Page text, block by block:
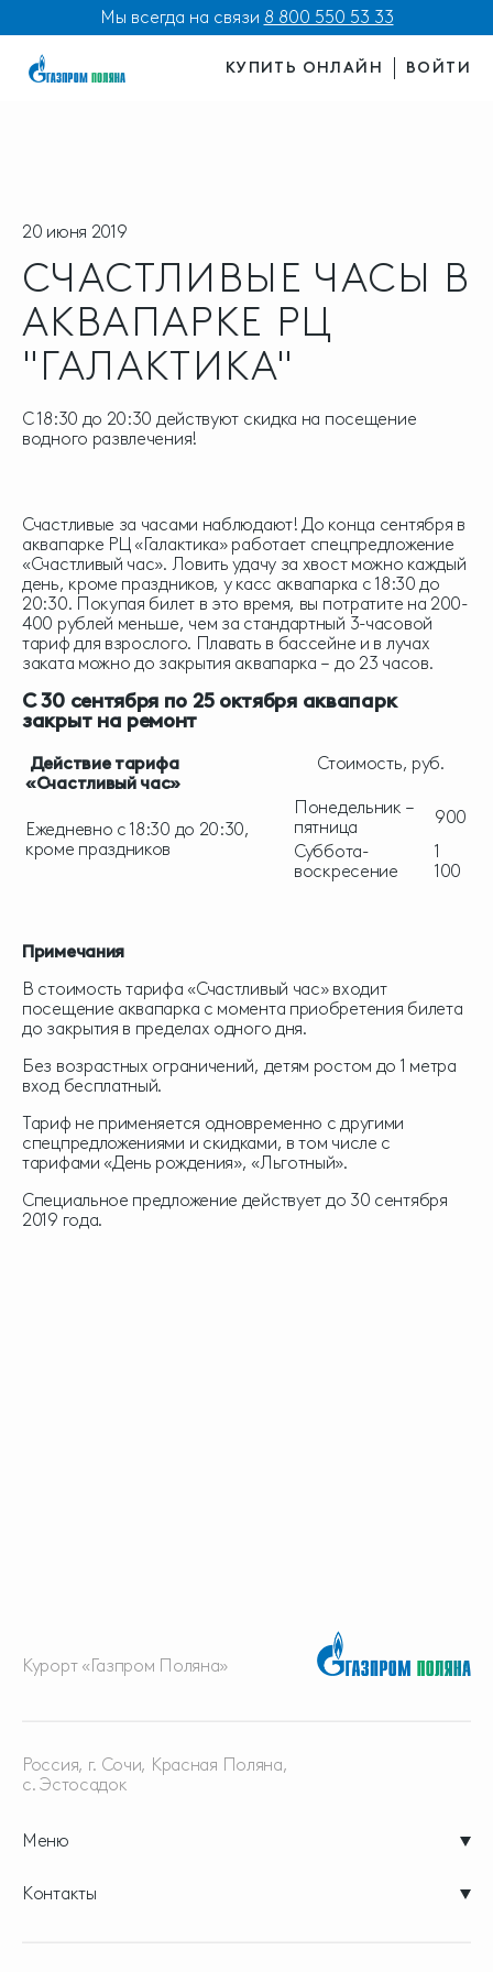
Мы всегда на связи 8 800 550 53 33
КУПИТЬ ОНЛАЙН ВОЙТИ
20 июня 2019
СЧАСТЛИВЫЕ ЧАСЫ В
АКВАПАРКЕ РЦ
"ГАЛАКТИКА"
С 18:30 до 20:30 действуют скидка на посещение
водного развлечения!
Счастливые за часами наблюдают! До конца сентября в
аквапарке РЦ «Галактика» работает спецпредложение
«Счастливый час». Ловить удачу за хвост можно каждый
день, кроме праздников, у касс аквапарка с 18:30 до
20:30. Покупая билет в это время, вы потратите на 200-
400 рублей меньше, чем за стандартный 3-часовой
тариф для взрослого. Плавать в бассейне и в лучах
заката можно до закрытия аквапарка – до 23 часов.
С 30 сентября по 25 октября аквапарк
закрыт на ремонт
Действие тарифа
«Счастливый час»
Стоимость, руб.
Ежедневно с 18:30 до 20:30,
кроме праздников
Понедельник –
пятница
900
Суббота-
воскресение
1
100
Примечания
В стоимость тарифа «Счастливый час» входит
посещение аквапарка с момента приобретения билета
до закрытия в пределах одного дня.
Без возрастных ограничений, детям ростом до 1 метра
вход бесплатный.
Тариф не применяется одновременно с другими
спецпредложениями и скидками, в том числе с
тарифами «День рождения», «Льготный».
Специальное предложение действует до 30 сентября
2019 года.
Курорт «Газпром Поляна»
Меню
Россия, г. Сочи, Красная Поляна,
с. Эстосадок
Контакты